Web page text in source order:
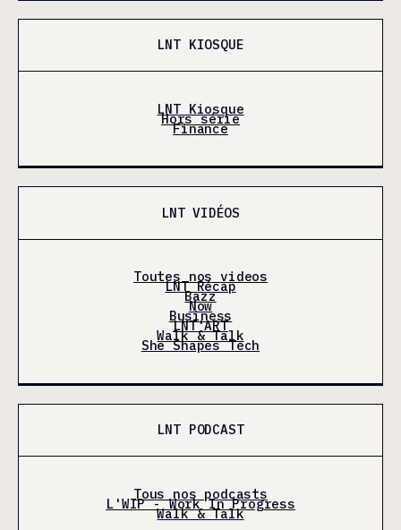
LNT KIOSQUE
LNT Kiosque
Hors série
Finance
LNT VIDÉOS
Toutes nos videos
LNT Récap
Bazz
Now
Business
LNT'ART
Walk & Talk
She Shapes Tech
LNT PODCAST
Tous nos podcasts
L'WIP - Work In Progress
Walk & Talk